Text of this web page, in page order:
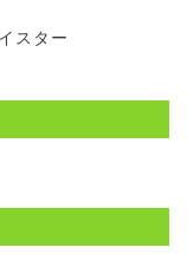
スター